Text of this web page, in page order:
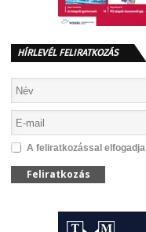
HÍRLEVÉL FELIRATKOZÁS
A feliratkozással elfogadja
Feliratkozás